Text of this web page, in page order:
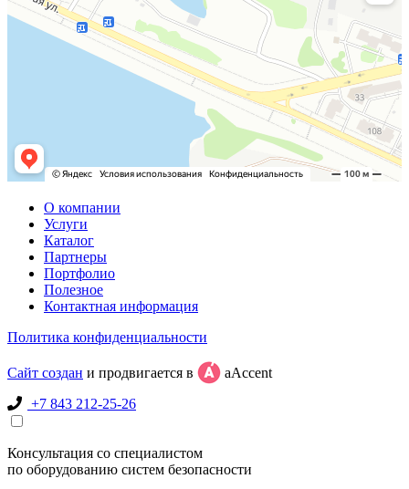
О компании
Услуги
Каталог
Партнеры
Портфолио
Полезное
Контактная информация
Политика конфиденциальности
Сайт создан и продвигается в
aAccent
+7 843 212-25-26
Консультация со специалистом
по оборудованию систем безопасности